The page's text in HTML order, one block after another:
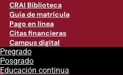
CRAI Biblioteca
Guía de matrícula
Pago en línea
Citas financieras
Campus digital
Pregrado
Posgrado
Educación continua